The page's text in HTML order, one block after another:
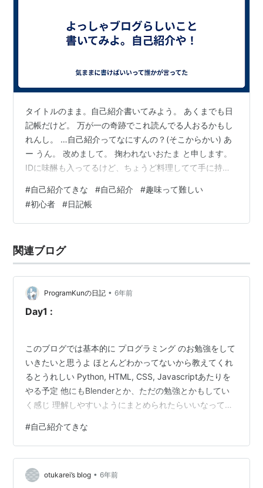
タイトルのまま。自己紹介書いてみよう。 あくまでも日
記帳だけど。 万が一の奇跡でこれ読んでる人おるかもし
れんし。 …自己紹介ってなにすんの？(そこからかい) あ
ー うん。 改めまして。 掬われないおたま と申します。
IDに味醂も入ってるけど、ちょうど料理してて手に持っ
Sakeにしてました。 ちなみに、お玉は折れたのでリアル
に掬えないです。嘘です。どっかいきました。 前回の記
事でも書いてたけど、趣味は某ディズニーリゾートへヒ
言ってたけど今度ランホ泊まるのでパーク入れますね。
やったぜ。 隠れミ…
#自己紹介てきな #自己紹介 #趣味って難しい
#初心者 #日記帳
関連ブログ
ProgramKunの日記 • 6年前
Day1 :
このブログでは基本的に プログラミング のお勉強をして
いきたいと思うよ ほとんどわかってないから教えてくれ
るとうれしい Python, HTML, CSS, Javascriptあたりを
やる予定 他にもBlenderとか、ただの勉強とかもしてい
く感じ 理解しやすいようにまとめられたらいいなって気
#自己紹介てきな
otukarei’s blog • 6年前